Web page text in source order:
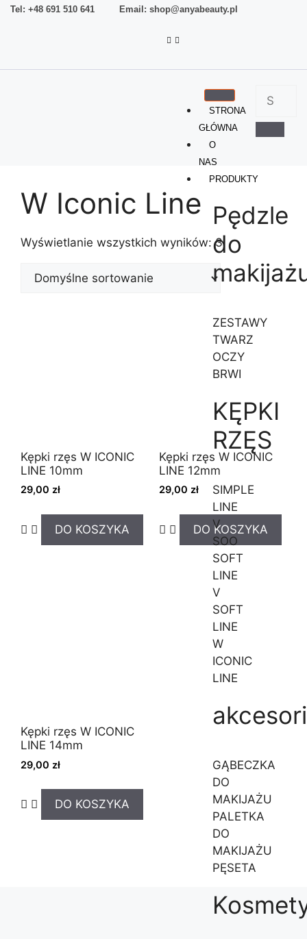
Tel: +48 691 510 641 Email: shop@anyabeauty.pl
STRONA
GŁÓWNA
O
NAS
PRODUKTY
Pędzle
do
ZESTAWY
TWARZ
OCZY
BRWI
KĘPKI
RZĘS
SIMPLE
LINE
V
SOO
SOFT
LINE
V
SOFT
LINE
W
ICONIC
LINE
GĄBECZKA
DO
MAKIJAŻU
PALETKA
DO
MAKIJAŻU
PĘSETA
W Iconic Line
Wyświetlanie wszystkich wyników: 3
Kępki rzęs W ICONIC
LINE 10mm
29,00 zł
DO KOSZYKA
Kępki rzęs W ICONIC
LINE 12mm
29,00 zł
DO KOSZYKA
Kępki rzęs W ICONIC
LINE 14mm
29,00 zł
DO KOSZYKA